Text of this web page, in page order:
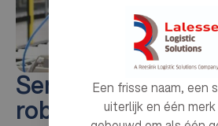
Sereact Pick - AI-
robotica voor
Een frisse naam, een
uiterlijk en één